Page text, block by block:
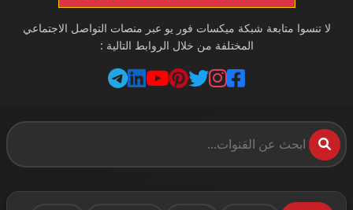
لا تنسوا متابعة شبكة ميكسات فور يو عبر منصات التواصل الاجتماعي
المختلفة من خلال الروابط التالية :